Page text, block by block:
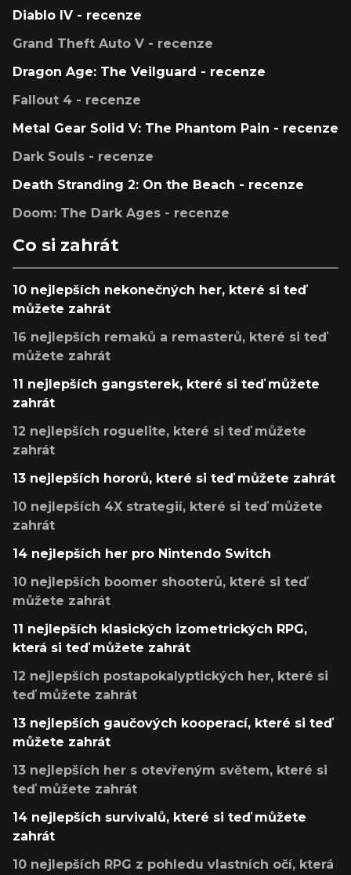
Diablo IV - recenze
Grand Theft Auto V - recenze
Dragon Age: The Veilguard - recenze
Fallout 4 - recenze
Metal Gear Solid V: The Phantom Pain - recenze
Dark Souls - recenze
Death Stranding 2: On the Beach - recenze
Doom: The Dark Ages - recenze
Co si zahrát
10 nejlepších nekonečných her, které si teď
můžete zahrát
16 nejlepších remaků a remasterů, které si teď
můžete zahrát
11 nejlepších gangsterek, které si teď můžete
zahrát
12 nejlepších roguelite, které si teď můžete
zahrát
13 nejlepších hororů, které si teď můžete zahrát
10 nejlepších 4X strategií, které si teď můžete
zahrát
14 nejlepších her pro Nintendo Switch
10 nejlepších boomer shooterů, které si teď
můžete zahrát
11 nejlepších klasických izometrických RPG,
která si teď můžete zahrát
12 nejlepších postapokalyptických her, které si
teď můžete zahrát
13 nejlepších gaučových kooperací, které si teď
můžete zahrát
13 nejlepších her s otevřeným světem, které si
teď můžete zahrát
14 nejlepších survivalů, které si teď můžete
zahrát
10 nejlepších RPG z pohledu vlastních očí, která